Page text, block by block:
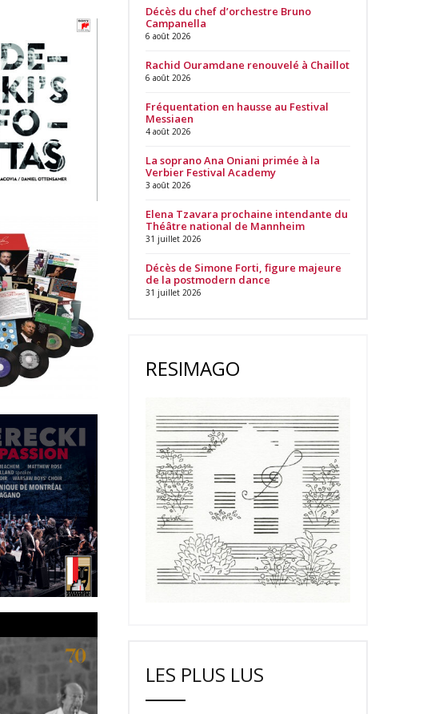
Décès du chef d’orchestre Bruno
Campanella
6 août 2026
Rachid Ouramdane renouvelé à Chaillot
6 août 2026
Fréquentation en hausse au Festival
Messiaen
4 août 2026
La soprano Ana Oniani primée à la
Verbier Festival Academy
3 août 2026
Elena Tzavara prochaine intendante du
Théâtre national de Mannheim
31 juillet 2026
Décès de Simone Forti, figure majeure
de la postmodern dance
31 juillet 2026
RESIMAGO
LES PLUS LUS